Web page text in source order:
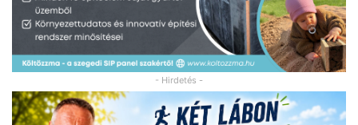
- Hirdetés -